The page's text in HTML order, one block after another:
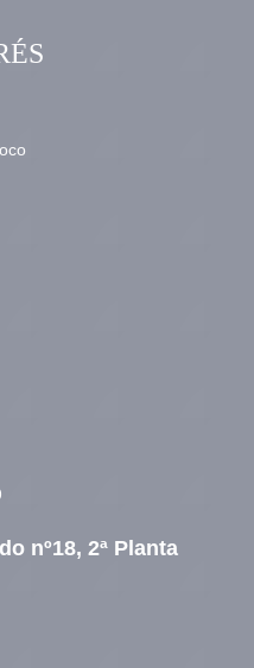
nº18, 2ª Planta